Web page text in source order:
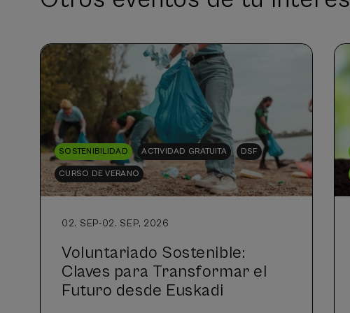
SOSTENIBILIDAD ACTIVIDAD GRATUITA DSF
CURSO DE VERANO
02. SEP-02. SEP, 2026
Voluntariado Sostenible:
Claves para Transformar el
Futuro desde Euskadi